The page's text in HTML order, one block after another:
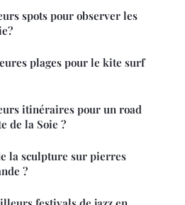
spots pour observer les
plages pour le kite surf
itinéraires pour un road
de la Soie ?
la sculpture sur pierres
?